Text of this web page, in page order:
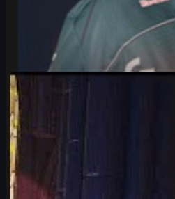
Counter-Strike 2junio 17, 2026
Falcons vs Vitality: el duelo
Análisis profundo del Falcons vs
2026: historia, claves tácticas,
partido como fan de CS2.
junio 17, 2026